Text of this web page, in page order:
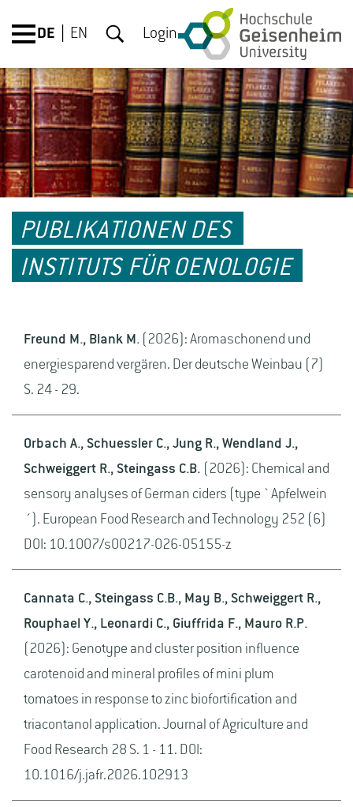
DE EN Login
PUBLIKATIONEN DES
INSTITUTS FÜR OENOLOGIE
Freund M., Blank M. (2026): Aromaschonend und
energiesparend vergären. Der deutsche Weinbau (7)
S. 24 - 29.
Orbach A., Schuessler C., Jung R., Wendland J.,
Schweiggert R., Steingass C.B.
(2026): Chemical and
sensory analyses of German ciders (type `Apfelwein
´). European Food Research and Technology 252 (6)
DOI: 10.1007/s00217-026-05155-z
Cannata C., Steingass C.B., May B., Schweiggert R.,
Rouphael Y., Leonardi C., Giuffrida F., Mauro R.P.
(2026): Genotype and cluster position influence
carotenoid and mineral profiles of mini plum
tomatoes in response to zinc biofortification and
triacontanol application. Journal of Agriculture and
Food Research 28 S. 1 - 11. DOI:
10.1016/j.jafr.2026.102913